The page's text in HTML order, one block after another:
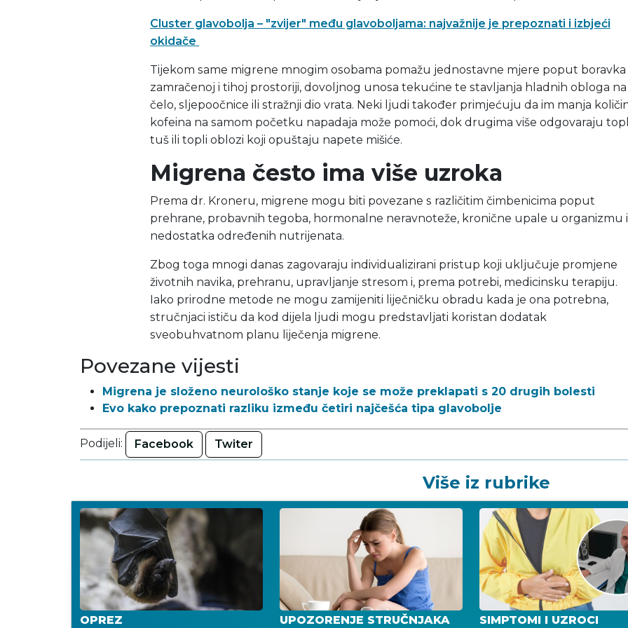
Cluster glavobolja – "zvijer" među glavoboljama: najvažnije je prepoznati i izbjeći
okidače
Tijekom same migrene mnogim osobama pomažu jednostavne mjere poput boravka
zamračenoj i tihoj prostoriji, dovoljnog unosa tekućine te stavljanja hladnih obloga na
čelo, sljepoočnice ili stražnji dio vrata. Neki ljudi također primjećuju da im manja
kofeina na samom početku napadaja može pomoći, dok drugima više odgovaraju
tuš ili topli oblozi koji opuštaju napete mišiće.
Migrena često ima više uzroka
Prema dr. Kroneru, migrene mogu biti povezane s različitim čimbenicima poput
prehrane, probavnih tegoba, hormonalne neravnoteže, kronične upale u organizmu
nedostatka određenih nutrijenata.
Zbog toga mnogi danas zagovaraju individualizirani pristup koji uključuje promjene
životnih navika, prehranu, upravljanje stresom i, prema potrebi, medicinsku terapiju.
Iako prirodne metode ne mogu zamijeniti liječničku obradu kada je ona potrebna,
stručnjaci ističu da kod dijela ljudi mogu predstavljati koristan dodatak
sveobuhvatnom planu liječenja migrene.
Povezane vijesti
Migrena je složeno neurološko stanje koje se može preklapati s 20 drugih bolesti
Evo kako prepoznati razliku između četiri najčešća tipa glavobolje
Podijeli: Facebook Twiter
Više iz rubrike
OPREZ UPOZORENJE STRUČNJAKA SIMPTOMI I UZROCI